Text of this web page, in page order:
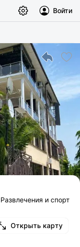
Войти
Открыть карту
Развлечения и спорт